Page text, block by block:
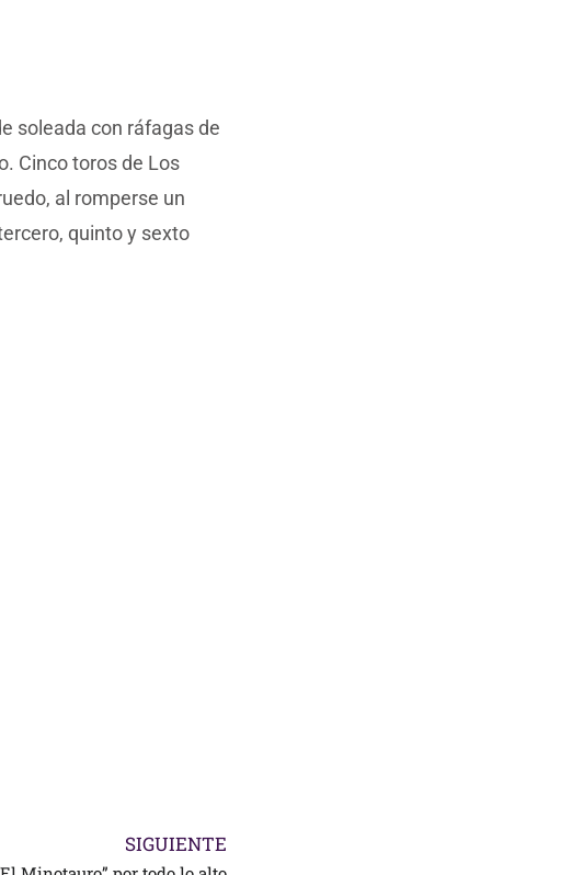
soleada con ráfagas de
Cinco toros de Los
al romperse un
quinto y sexto
SIGUIENTE